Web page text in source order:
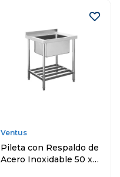
Ventus
Pileta con Respaldo de
Acero Inoxidable 50 x